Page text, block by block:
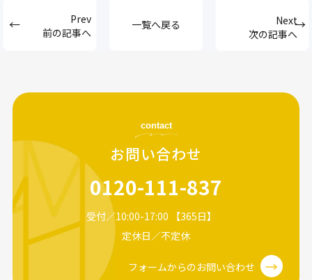
前の記事へ
一覧へ戻る
次の記事へ
contact
お問い合わせ
0120-111-837
受付／10:00-17:00 【365日】
定休日／不定休
フォームからのお問い合わせ →